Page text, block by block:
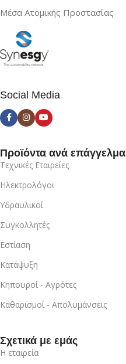
Μέσα Ατομικής Προστασίας
Social Media
Προϊόντα ανά επάγγελμα
Τεχνικές Εταιρείες
Ηλεκτρολόγοι
Υδραυλικοί
Συγκολλητές
Εστίαση
Κατάψυξη
Κηπουροί - Αγρότες
Καθαρισμοί - Απολυμάνσεις
Σχετικά με εμάς
Η εταιρεία